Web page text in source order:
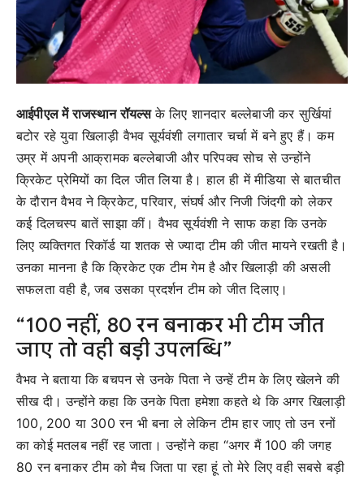
आईपीएल में राजस्थान रॉयल्सके लिए शानदार बल्लेबाजी कर सुर्खियां
बटोर रहे युवा खिलाड़ी वैभव सूर्यवंशी लगातार चर्चा में बने हुए हैं। कम
उम्र में अपनी आक्रामक बल्लेबाजी और परिपक्व सोच से उन्होंने
क्रिकेट प्रेमियों का दिल जीत लिया है। हाल ही में मीडिया से बातचीत
के दौरान वैभव ने क्रिकेट, परिवार, संघर्ष और निजी जिंदगी को लेकर
कई दिलचस्प बातें साझा कीं।वैभव सूर्यवंशी ने साफ कहा कि उनके
लिए व्यक्तिगत रिकॉर्ड या शतक से ज्यादा टीम की जीत मायने रखती है।
उनका मानना है कि क्रिकेट एक टीम गेम है और खिलाड़ी की असली
सफलता वही है, जब उसका प्रदर्शन टीम को जीत दिलाए।
“100 नहीं, 80 रन बनाकर भी टीम जीत
जाए तो वही बड़ी उपलब्धि”
वैभव ने बताया कि बचपन से उनके पिता ने उन्हें टीम के लिए खेलने की
सीख दी। उन्होंने कहा कि उनके पिता हमेशा कहते थे कि अगर खिलाड़ी
100, 200 या 300 रन भी बना ले लेकिन टीम हार जाए तो उन रनों
का कोई मतलब नहीं रह जाता।उन्होंने कहा “अगर मैं 100 की जगह
80 रन बनाकर टीम को मैच जिता पा रहा हूं तो मेरे लिए वही सबसे बड़ी